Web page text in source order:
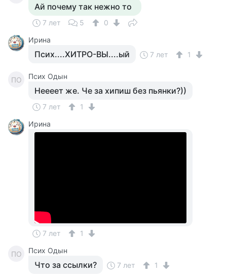
Ай почему так нежно то
7 лет 5
0
Ирина
Псих....ХИТРО-ВЫ....ый 7 лет 1
ПО Псих Одын
Неееет же. Че за хипиш без пьянки?))
7 лет
1
Ирина
7 лет 1
ПО Псих Одын
Что за ссылки? 7 лет 1